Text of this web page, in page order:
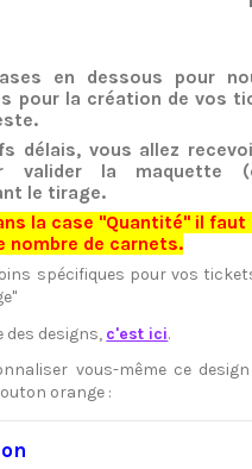
en dessous pour
pour la création de vos
délais, vous allez
valider la maquette
le tirage.
la case "Quantité" il
nombre de carnets.
spécifiques pour vos
des designs, c'est ici.
vous-même ce
orange :